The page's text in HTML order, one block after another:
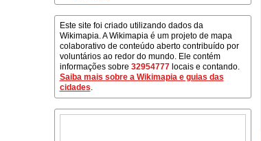
Este site foi criado utilizando dados da
Wikimapia. A Wikimapia é um projeto de mapa
colaborativo de conteúdo aberto contribuído por
voluntários ao redor do mundo. Ele contém
informações sobre 32954777locais e contando.
Saiba mais sobre a Wikimapia e guias das
cidades.